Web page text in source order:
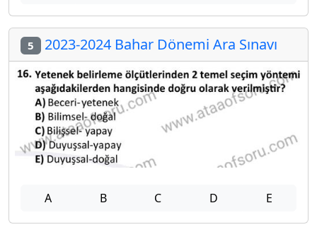
5 2023-2024 Bahar Dönemi Ara Sınavı
A B C D E